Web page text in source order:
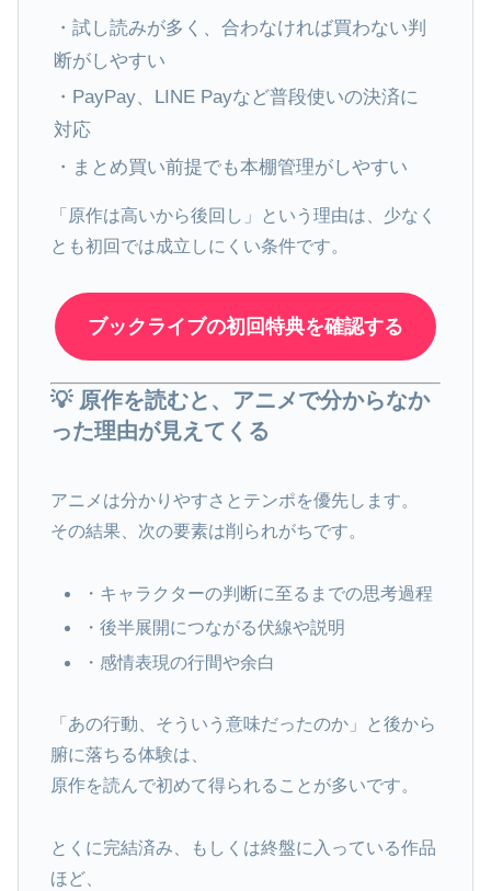
・試し読みが多く、合わなければ買わない判
断がしやすい
・PayPay、LINE Payなど普段使いの決済に
対応
・まとめ買い前提でも本棚管理がしやすい
「原作は高いから後回し」という理由は、少なく
とも初回では成立しにくい条件です。
ブックライブの初回特典を確認する
💡 原作を読むと、アニメで分からなか
った理由が見えてくる
アニメは分かりやすさとテンポを優先します。
その結果、次の要素は削られがちです。
・キャラクターの判断に至るまでの思考過程
・後半展開につながる伏線や説明
・感情表現の行間や余白
「あの行動、そういう意味だったのか」と後から
腑に落ちる体験は、
原作を読んで初めて得られることが多いです。
とくに完結済み、もしくは終盤に入っている作品
ほど、